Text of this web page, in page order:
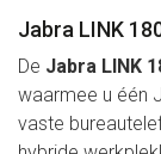
Jabra LINK
De Jabra LINK
waarmee u één
vaste